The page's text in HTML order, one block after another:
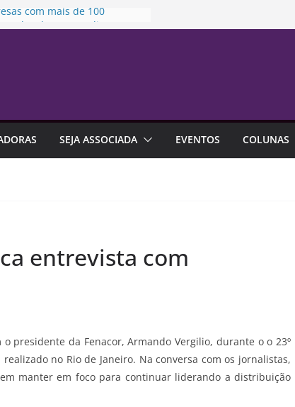
com mais de 100
devem atualizar
bilhões no varejo brasileiro
estão trocando mais de
SEJA ASSOCIADA EVENTOS COLUNAS
entrevista com
presidente da Fenacor, Armando Vergilio, durante o o 23º
no Rio de Janeiro. Na conversa com os jornalistas,
manter em foco para continuar liderando a distribuição